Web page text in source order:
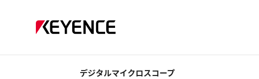
デジタルマイクロスコープ